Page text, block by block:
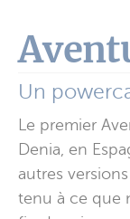
Un
Le premier
Denia, en
autres
tenu à ce que